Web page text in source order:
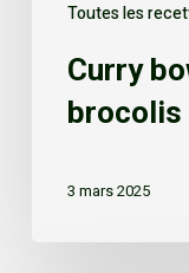
Toutes les
Curry
brocolis
3 mars 2025